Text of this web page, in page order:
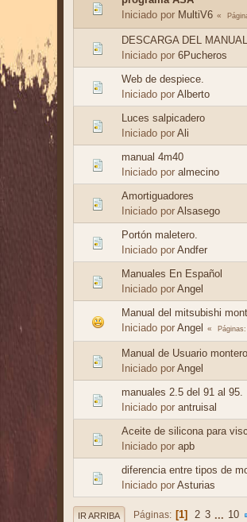
Iniciado por MultiV6
DESCARGA DEL
Iniciado por 6Pucheros
Web de despiece.
Iniciado por Alberto
Luces salpicadero
Iniciado por Ali
manual 4m40
Iniciado por almecino
Amortiguadores
Iniciado por Alsasego
Portón maletero.
Iniciado por Andfer
Manuales En Español
Iniciado por Angel
Manual del mitsubishi
Iniciado por Angel Páginas
Manual de Usuario
Iniciado por Angel
manuales 2.5 del 91 al 95.
Iniciado por antruisal
Aceite de silicona para
Iniciado por apb
diferencia entre tipos de
Iniciado por Asturias
IR ARRIBA Páginas 1 2 3 ... 10